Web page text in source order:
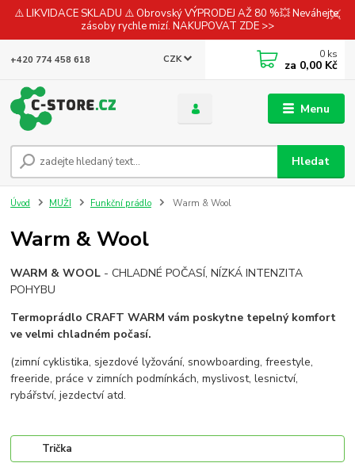
⚠️ LIKVIDACE SKLADU ⚠️ Obrovský VÝPRODEJ AŽ 80 %💥 Neváhejte,
zásoby rychle mizí. NAKUPOVAT ZDE >>
Menu
CZK
Hledat
+420 774 458 618 0 ks
za 0,00 Kč
Úvod MUŽI Funkční prádlo Warm & Wool
Warm & Wool
WARM & WOOL - CHLADNÉ POČASÍ, NÍZKÁ INTENZITA
POHYBU
Termoprádlo CRAFT WARM vám poskytne tepelný komfort
ve velmi chladném počasí.
(zimní cyklistika, sjezdové lyžování, snowboarding, freestyle,
freeride, práce v zimních podmínkách, myslivost, lesnictví,
rybářství, jezdectví atd.
Trička